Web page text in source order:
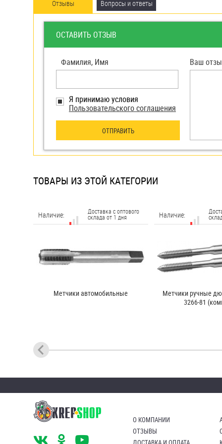
Пробки
Саморезы и шурупы
Стопорные кольца
Такелаж
Хомуты
Шайбы
Шплинты
Отзывы Вопросы и ответы
ОСТАВИТЬ ОТЗЫВ
Фамилия, Имя
Я принимаю условия
Пользовательского соглашения
ОТПРАВИТЬ
Ваш
ТОВАРЫ ИЗ ЭТОЙ КАТЕГОРИИ
Наличие: Доставка с оптового
склада от 1 дня
Метчики автомобильные
Наличие:
Метчики ручные
3266-81
Доставка с оптового
склада от 1 дня
Метчики левые ручные ГОСТ 3266-
О КОМПАНИИ
ОТЗЫВЫ